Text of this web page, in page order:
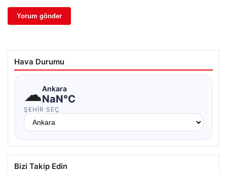
Hava Durumu
☁Ankara
NaN°C
ŞEHIR SEÇ
Bizi Takip Edin